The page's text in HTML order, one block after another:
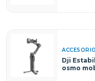
Dji
osmo